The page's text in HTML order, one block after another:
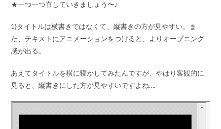
★一つ一つ直していきましょう〜♪
1)タイトルは横書きではなくて、縦書きの方が見やすい。ま
た、テキストにアニメーションをつけると、よりオープニング
感が出る。
あえてタイトルを横に寝かしてみたんですが、やはり客観的に
見ると、縦書きにした方が見やすいですよね….